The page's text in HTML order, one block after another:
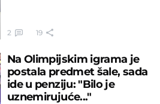
2 19
Na Olimpijskim igrama je
postala predmet šale, sada
ide u penziju: "Bilo je
uznemirujuće..."